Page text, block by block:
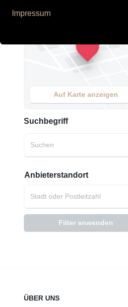
Impressum
Auf Karte anzeigen
Suchbegriff
Anbieterstandort
Filter anwenden
ÜBER UNS